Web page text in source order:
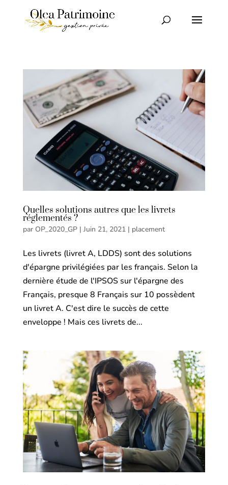
Quelles solutions autres que les livrets
réglementés ?
par OP_2020_GP| Juin 21, 2021| placement
Les livrets (livret A, LDDS) sont des solutions
d'épargne privilégiées par les français. Selon la
dernière étude de l'IPSOS sur l'épargne des
Français, presque 8 Français sur 10 possèdent
un livret A. C'est dire le succès de cette
enveloppe ! Mais ces livrets de...